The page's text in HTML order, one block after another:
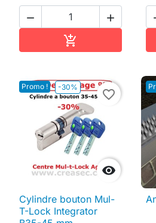
 

Promo ! -30%

favorite_border
Cylindre bouton Mul-
T-Lock Integrator